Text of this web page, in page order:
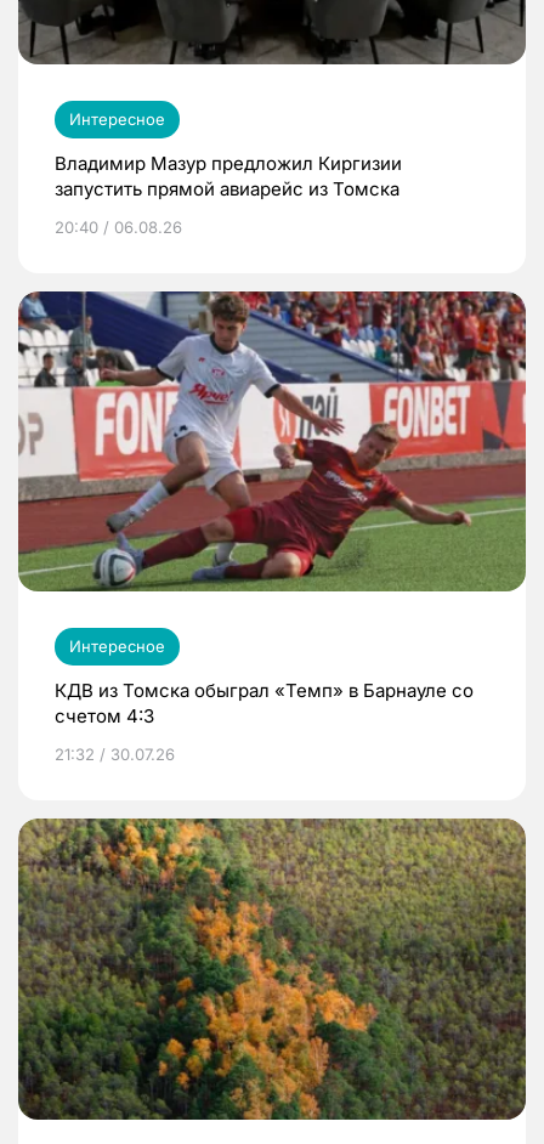
Интересное
Владимир Мазур предложил Киргизии
запустить прямой авиарейс из Томска
20:40 / 06.08.26
Интересное
КДВ из Томска обыграл «Темп» в Барнауле со
счетом 4:3
21:32 / 30.07.26